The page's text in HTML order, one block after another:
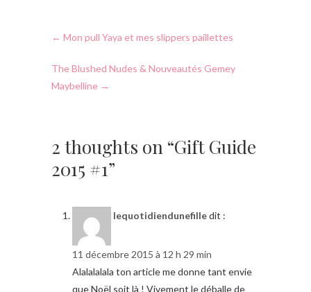
← Mon pull Yaya et mes slippers paillettes
The Blushed Nudes & Nouveautés Gemey
Maybelline →
2 thoughts on “Gift Guide
2015 #1”
lequotidiendunefilledit :
11 décembre 2015 à 12 h 29 min
Alalalalala ton article me donne tant envie
que Noël soit là ! Vivement le déballe de